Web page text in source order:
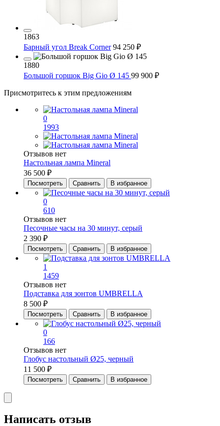
1863
Барный угол Break Corner 94 250 ₽
1880
Большой горшок Big Gio Ø 145 99 900 ₽
Присмотритесь к этим предложениям
0
1993
Отзывов нет
Настольная лампа Mineral
36 500 ₽
Посмотреть Сравнить В избранное
0
610
Отзывов нет
Песочные часы на 30 минут, серый
2 390 ₽
Посмотреть Сравнить В избранное
1
1459
Отзывов нет
Подставка для зонтов UMBRELLA
8 500 ₽
Посмотреть Сравнить В избранное
0
166
Отзывов нет
Глобус настольный Ø25, черный
11 500 ₽
Посмотреть Сравнить В избранное
Написать отзыв